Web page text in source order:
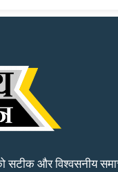
सटीक और विश्वसनीय